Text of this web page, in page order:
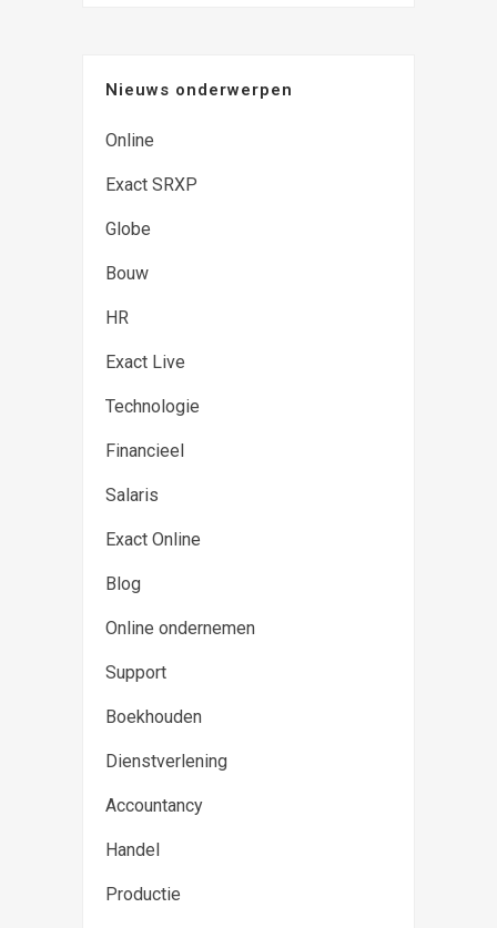
Nieuws onderwerpen
Online
Exact SRXP
Globe
Bouw
HR
Exact Live
Technologie
Financieel
Salaris
Exact Online
Blog
Online ondernemen
Support
Boekhouden
Dienstverlening
Accountancy
Handel
Productie